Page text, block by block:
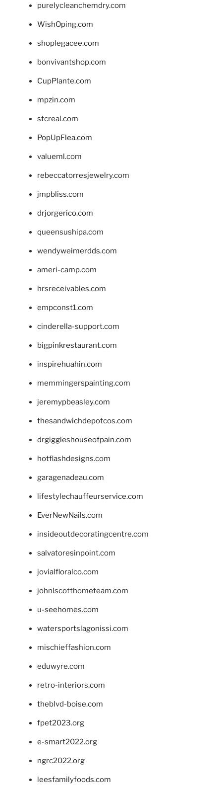
purelycleanchemdry.com
WishOping.com
shoplegacee.com
bonvivantshop.com
CupPlante.com
mpzin.com
stcreal.com
PopUpFlea.com
valueml.com
rebeccatorresjewelry.com
jmpbliss.com
drjorgerico.com
queensushipa.com
wendyweimerdds.com
ameri-camp.com
hrsreceivables.com
empconst1.com
cinderella-support.com
bigpinkrestaurant.com
inspirehuahin.com
memmingerspainting.com
jeremypbeasley.com
thesandwichdepotcos.com
drgiggleshouseofpain.com
hotflashdesigns.com
garagenadeau.com
lifestylechauffeurservice.com
EverNewNails.com
insideoutdecoratingcentre.com
salvatoresinpoint.com
jovialfloralco.com
johnlscotthometeam.com
u-seehomes.com
watersportslagonissi.com
mischieffashion.com
eduwyre.com
retro-interiors.com
theblvd-boise.com
fpet2023.org
e-smart2022.org
ngrc2022.org
leesfamilyfoods.com